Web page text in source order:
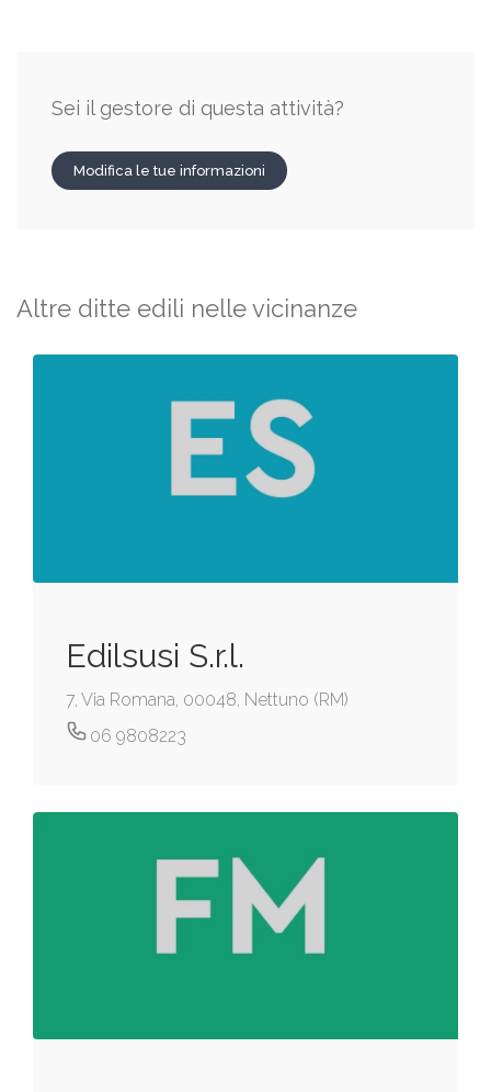
Sei il gestore di questa attività?
Modifica le tue informazioni
Altre ditte edili nelle vicinanze
Edilsusi S.r.l.
7, Via Romana, 00048, Nettuno (RM)
06 9808223